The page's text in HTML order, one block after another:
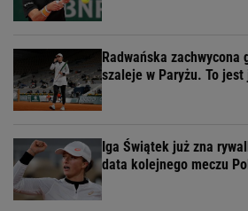
Radwańska zachwycona
szaleje w Paryżu. To
Iga Świątek już zna
data kolejnego meczu